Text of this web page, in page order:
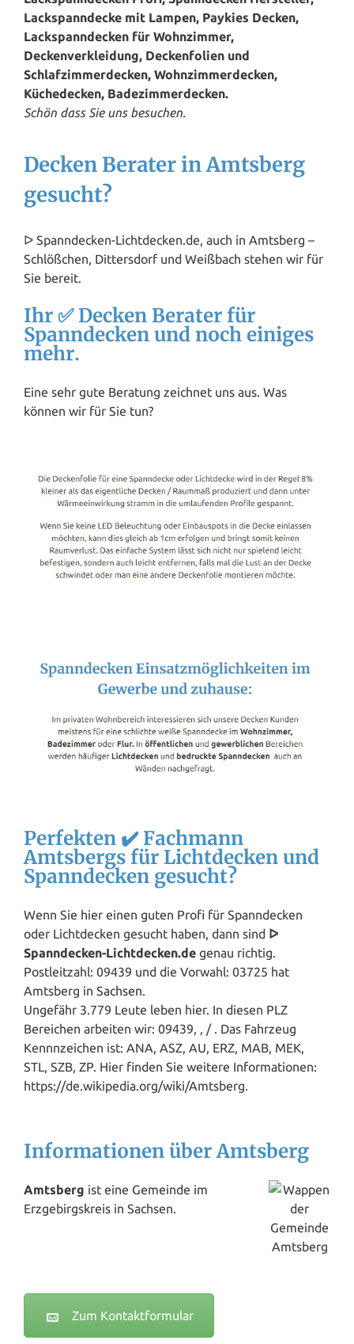
Lackspanndecke mit Lampen, Paykies Decken,
Lackspanndecken für Wohnzimmer,
Deckenverkleidung, Deckenfolien und
Schlafzimmerdecken, Wohnzimmerdecken,
Küchedecken, Badezimmerdecken.
Schön dass Sie uns besuchen.
Decken Berater in Amtsberg
gesucht?
ᐅ Spanndecken-Lichtdecken.de, auch in Amtsberg –
Schlößchen, Dittersdorf und Weißbach stehen wir für
Sie bereit.
Ihr ✅ Decken Berater für
Spanndecken und noch einiges
mehr.
Eine sehr gute Beratung zeichnet uns aus. Was
können wir für Sie tun?
Perfekten ✔️ Fachmann
Amtsbergs für Lichtdecken und
Spanndecken gesucht?
Wenn Sie hier einen guten Profi für Spanndecken
oder Lichtdecken gesucht haben, dann sind ᐅ
Spanndecken-Lichtdecken.de genau richtig.
Postleitzahl: 09439 und die Vorwahl: 03725 hat
Amtsberg in Sachsen.
Ungefähr 3.779 Leute leben hier. In diesen PLZ
Bereichen arbeiten wir: 09439, , / . Das Fahrzeug
Kennnzeichen ist: ANA, ASZ, AU, ERZ, MAB, MEK,
STL, SZB, ZP. Hier finden Sie weitere Informationen:
https://de.wikipedia.org/wiki/Amtsberg.
Informationen über Amtsberg
Amtsberg ist eine Gemeinde im
Erzgebirgskreis in Sachsen.
Zum Kontaktformular